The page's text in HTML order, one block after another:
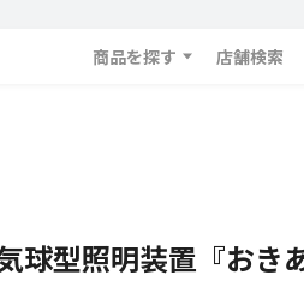
商品を探す 店舗検索
球型照明装置『おき